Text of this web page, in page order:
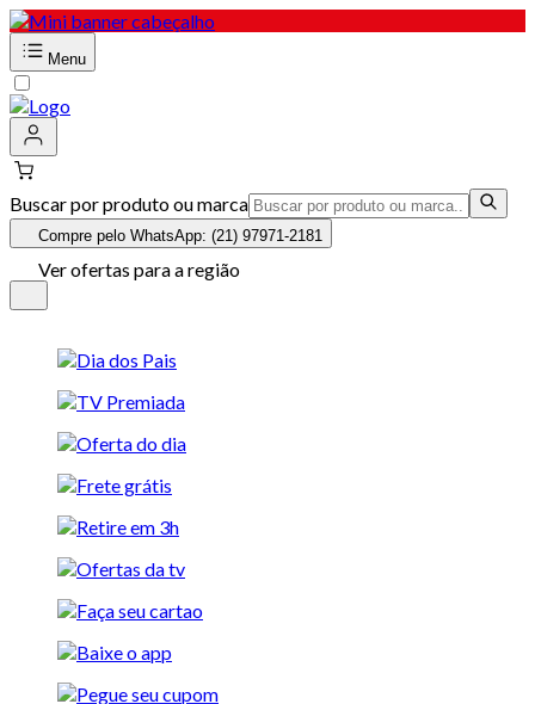
Menu
Buscar por produto ou marca
Compre pelo WhatsApp: (21) 97971-2181
Ver ofertas para a região